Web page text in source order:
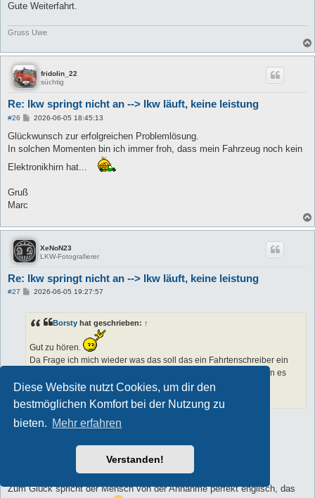
Diese Website nutzt Cookies, um dir den
bestmöglichen Komfort bei der Nutzung zu
bieten. Mehr erfahren
Verstanden!
Gute Weiterfahrt.
Gruss Uwe
fridolin_22
süchtig
Re: lkw springt nicht an --> lkw läuft, keine leistung
#26
B
i
r
g
2026-06-05 18:45:13
Glückwunsch zur erfolgreichen Problemlösung.
In solchen Momenten bin ich immer froh, dass mein Fahrzeug noch kein
Elektronikhirn hat...
Gruß
Marc
XeNoN23
LKW-Fotografierer
Re: lkw springt nicht an --> lkw läuft, keine leistung
#27
B
r
2026-06-05 19:27:57
Borsty hat geschrieben: ↑
Gut zu hören.
Da Frage ich mich wieder was das soll das ein Fahrtenschreiber ein
Notlauf auslöst und nicht ne Lampe oder sowas angeht das man es
überprüfen sollte.
Gute Weiterfahrt.
Das frage ich mich auch
Am Montag kann ich den Laster holen und sie erklären mir den
Sachverhalt genau….bin gespannt…
Zum Glück spricht der Mensch von der Annahme perfekt englisch, das